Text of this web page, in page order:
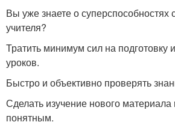
Вы уже знаете о суперспособностях
учителя?
Тратить минимум сил на подготовку
уроков.
Быстро и объективно проверять
Сделать изучение нового
понятным.